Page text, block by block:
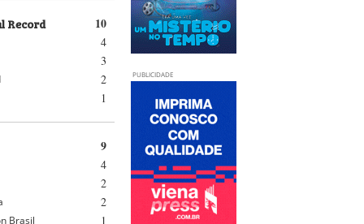
10
Record
4
3
2
1
9
4
2
2
1
Brasil
PUBLICIDADE